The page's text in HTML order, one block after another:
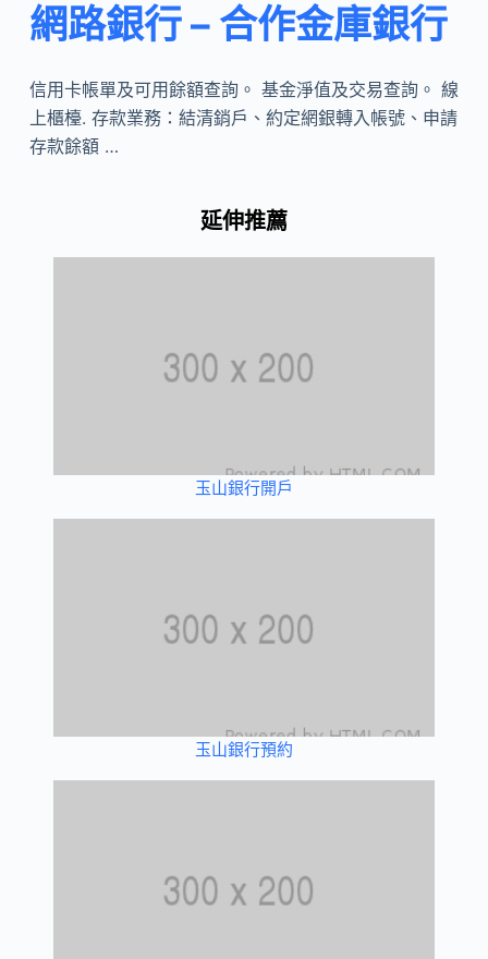
網路銀行 – 合作金庫銀行
信用卡帳單及可用餘額查詢。 基金淨值及交易查詢。 線
上櫃檯. 存款業務：結清銷戶、約定網銀轉入帳號、申請
存款餘額 …
延伸推薦
玉山銀行開戶
玉山銀行預約